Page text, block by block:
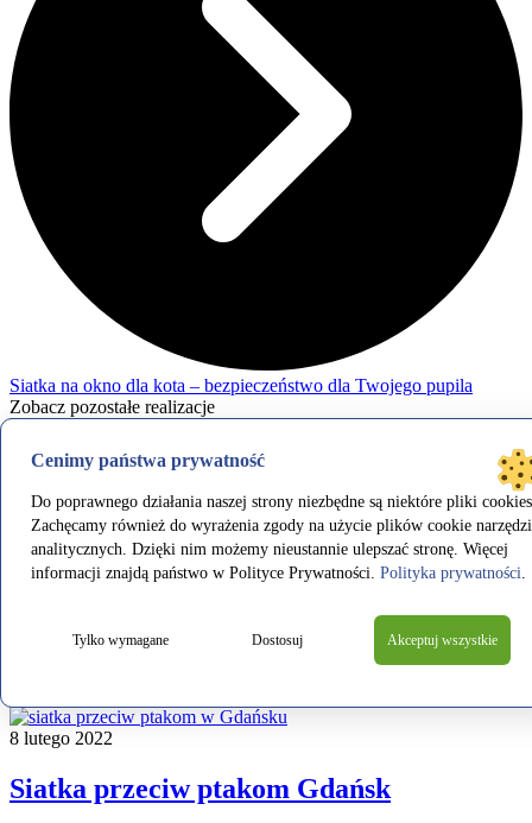
Siatka na okno dla kota – bezpieczeństwo dla Twojego pupila
Zobacz pozostałe realizacje
8 lutego 2022
Siatka na rusztowania Warszawa
Siatka na rusztowania Warszawa W Symar jesteśmy producentem
siatek na rusztowania. Mamy ogromne doświadczenie w tworzeniu
zarówno osobom pracującym na wysokości jak i przechodniom.
Oferowane…
8 lutego 2022
Siatka przeciw ptakom Gdańsk
Cenimy państwa prywatność
Do poprawnego działania naszej strony niezbędne są niektóre pliki
Zachęcamy również do wyrażenia zgody na użycie plików cookie narzędzi
analitycznych. Dzięki nim możemy nieustannie ulepszać stronę. Więcej
informacji znajdą państwo w Polityce Prywatności. Polityka prywatności
Dostosuj
Tylko wymagane Akceptuj wszystkie